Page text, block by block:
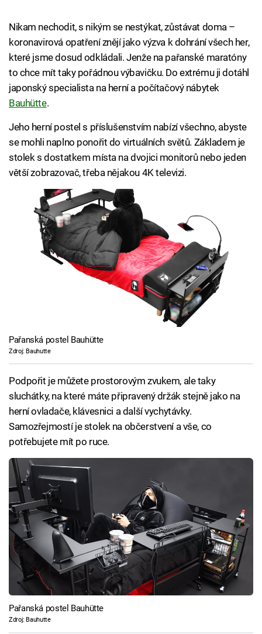
Nikam nechodit, s nikým se nestýkat, zůstávat doma –
koronavirová opatření znějí jako výzva k dohrání všech her,
které jsme dosud odkládali. Jenže na pařanské maratóny
to chce mít taky pořádnou výbavičku. Do extrému ji dotáhl
japonský specialista na herní a počítačový nábytek
Bauhütte.
Jeho herní postel s příslušenstvím nabízí všechno, abyste
se mohli naplno ponořit do virtuálních světů. Základem je
stolek s dostatkem místa na dvojici monitorů nebo jeden
větší zobrazovač, třeba nějakou 4K televizi.
Pařanská postel Bauhütte
Zdroj: Bauhutte
Podpořit je můžete prostorovým zvukem, ale taky
sluchátky, na které máte připravený držák stejně jako na
herní ovladače, klávesnici a další vychytávky.
Samozřejmostí je stolek na občerstvení a vše, co
potřebujete mít po ruce.
Pařanská postel Bauhütte
Zdroj: Bauhutte